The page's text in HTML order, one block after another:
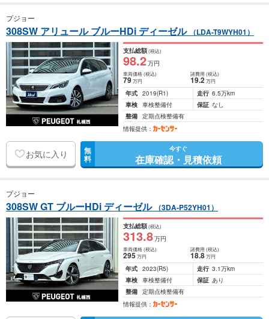
プジョー
308SW アリュール ブルーHDi ディーゼル （LDA-T9WYH01）
支払総額(税込)
98.2万円
車両価格(税込)
79万円
諸費用 (税込)
19.2 万円
年式 2019(R1) 走行 6.5万km
車検 車検整備付 保証 なし
整備 定期点検整備有
情報提供：
お気に入り 無
料
今すぐ
在庫確認・見積依頼
プジョー
308SW GT ブルーHDi ディーゼル （3DA-P52YH01）
支払総額(税込)
313.8万円
車両価格(税込)
295万円
諸費用 (税込)
18.8 万円
年式 2023(R5) 走行 3.1万km
車検 車検整備付 保証 あり
整備 定期点検整備有
情報提供：